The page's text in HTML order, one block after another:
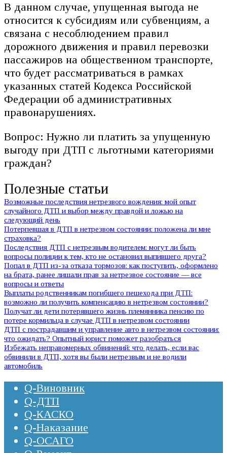
В данном случае, упущенная выгода не
относится к субсидиям или субвенциям, а
связана с несоблюдением правил
дорожного движения и правил перевозки
пассажиров на общественном транспорте,
что будет рассматриваться в рамках
указанных статей Кодекса Российской
Федерации об административных
правонарушениях.
Вопрос: Нужно ли платить за упущенную
выгоду при ДТП с льготными категориями
граждан?
Полезные статьи
Возможные последствия нетрезвого вождения: мой опыт
случайного ДТП и выбор между правдой и ложью на
следующий день
Потерпевшая в ДТП в нетрезвом состоянии: положена ли мне
страховка?
Последствия ДТП с нетрезвым водителем: могут ли быть
вопросы полиции к тем, кто не остановил выпившего друга?
Попал в ДТП из-за отказа тормозов: как поступить, оформлено
на брата, ранее лишали прав за нетрезвое состояние — все
вопросы и ответы
Выплаты родственникам погибшего пешехода при ДТП:
возможно ли получить компенсацию в нетрезвом состоянии?
Получат ли дети потерявшего жизнь племянника пенсию по
потере кормильца в случае ДТП в нетрезвом состоянии
ДТП с пострадавшим и управление авто в нетрезвом состоянии:
что ожидать? Опытный юрист поможет разобраться
Избежать неправомерных обвинений: что делать, если вас
обвинили в ДТП, хотя вы были нетрезвым и не водили
автомобиль
Q-Виновник
Q-ДТП
Q-КАСКО
Q-Наказание
Q-ОСАГО